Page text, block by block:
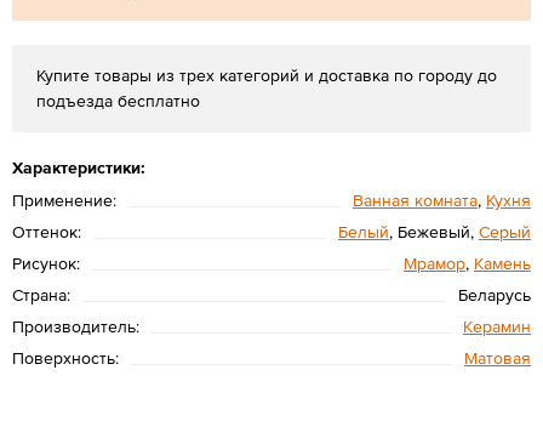
Купите товары из трех категорий и доставка по городу до
подъезда бесплатно
Характеристики:
Применение:
Ванная комната, Кухня
Оттенок:
Белый, Бежевый, Серый
Рисунок:
Мрамор, Камень
Страна:
Беларусь
Производитель:
Керамин
Поверхность:
Матовая